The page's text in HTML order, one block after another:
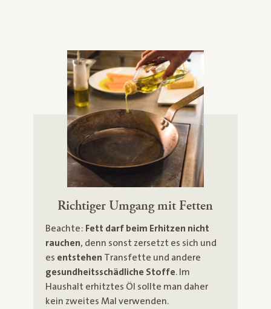
Richtiger Umgang mit Fetten
Beachte: Fett darf beim Erhitzen nicht
rauchen, denn sonst zersetzt es sich und
es entstehen Transfette und andere
gesundheitsschädliche Stoffe. Im
Haushalt erhitztes Öl sollte man daher
kein zweites Mal verwenden.